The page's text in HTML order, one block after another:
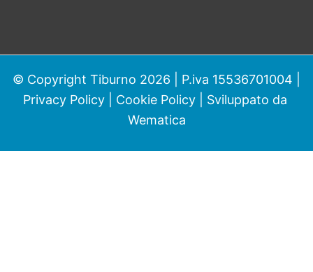
© Copyright Tiburno 2026 | P.iva 15536701004 |
Privacy Policy| Cookie Policy| Sviluppato da
Wematica